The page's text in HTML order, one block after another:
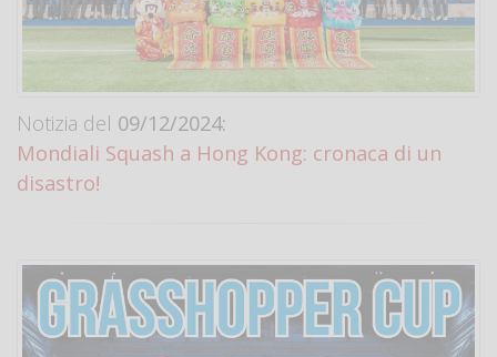
Notizia del 09/12/2024:
Mondiali Squash a Hong Kong: cronaca di un
disastro!